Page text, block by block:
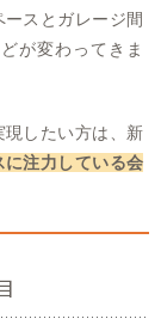
スとガレージ間
が変わってきま
現したい方は、新
に注力している会